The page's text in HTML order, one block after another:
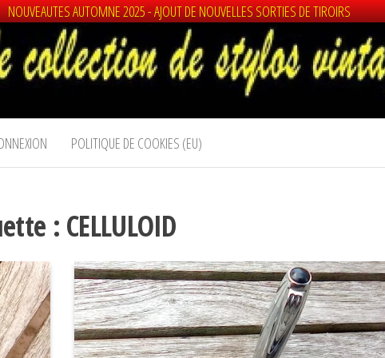
NOUVEAUTES AUTOMNE 2025 - AJOUT DE NOUVELLES SORTIES DE TIROIRS
POLITIQUE DE COOKIES (EU)
: CELLULOID